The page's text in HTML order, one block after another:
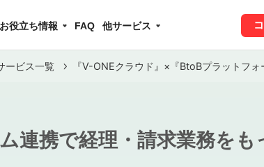
お役立ち情報 FAQ 他サービス
ービス一覧 『V-ONEクラウド』×『BtoBプラットフ
連携で経理・請求業務をも